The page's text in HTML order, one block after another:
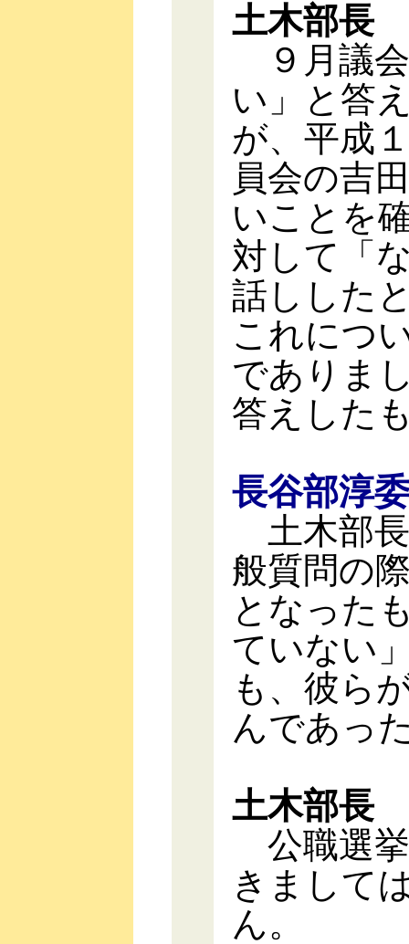
土木部長
９月議
い」と答
が、平成
員会の吉
いことを
対して「
話しした
これにつ
でありま
答えした
長谷部淳
土木部
般質問の
となった
ていない
も、彼ら
んであっ
土木部長
公職選
きまして
ん。